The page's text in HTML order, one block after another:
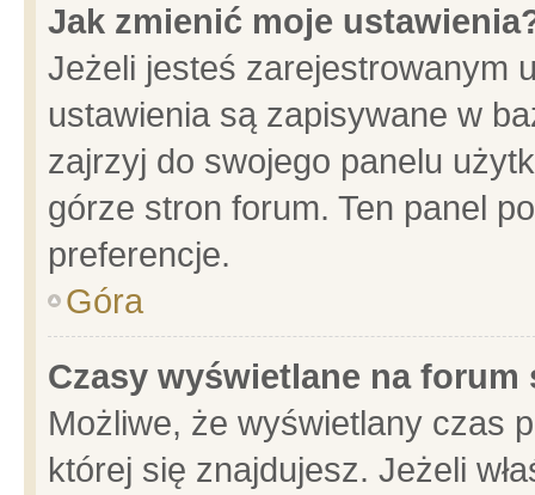
Jak zmienić moje
Jeżeli jesteś zarejestrowanym
ustawienia są zapisywane w
zajrzyj do swojego panelu
górze stron forum. Ten panel
preferencje.
Góra
Czasy wyświetlane na forum
Możliwe, że wyświetlany czas
której się znajdujesz. Jeżeli